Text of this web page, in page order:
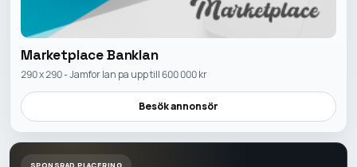
Marketplace Banklan
290 x 290 - Jamfor lan pa upp till 600 000 kr
Besök annonsör